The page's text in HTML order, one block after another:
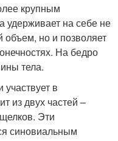
крупным
удерживает на себе не
но и позволяет
На бедро
тела.
в
из двух частей –
Эти
синовиальным